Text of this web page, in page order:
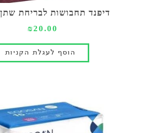
דיפנד תחבושות לבריחת שתן
₪20.00